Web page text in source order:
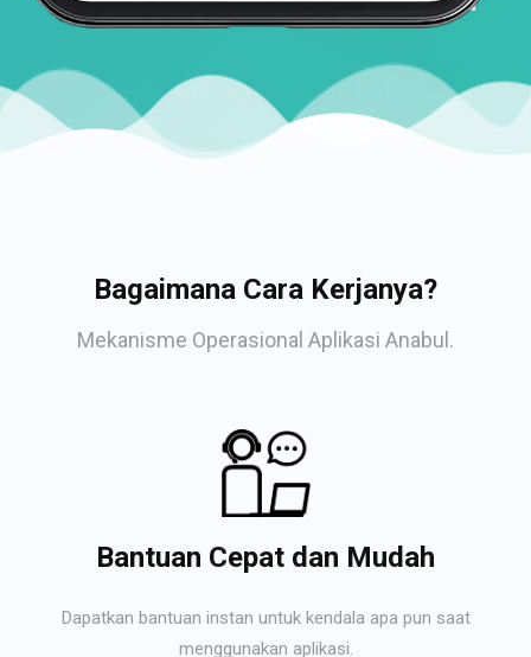
Bagaimana Cara Kerjanya?
Mekanisme Operasional Aplikasi Anabul.
Bantuan Cepat dan Mudah
Dapatkan bantuan instan untuk kendala apa pun saat
menggunakan aplikasi.